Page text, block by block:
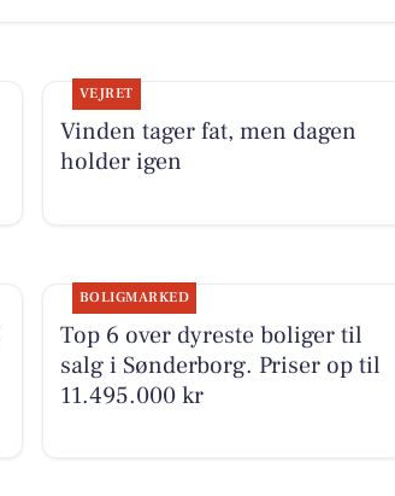
VEJRET
Vinden tager fat, men dagen
holder igen
BOLIGMARKED
Top 6 over dyreste boliger til
salg i Sønderborg. Priser op til
11.495.000 kr